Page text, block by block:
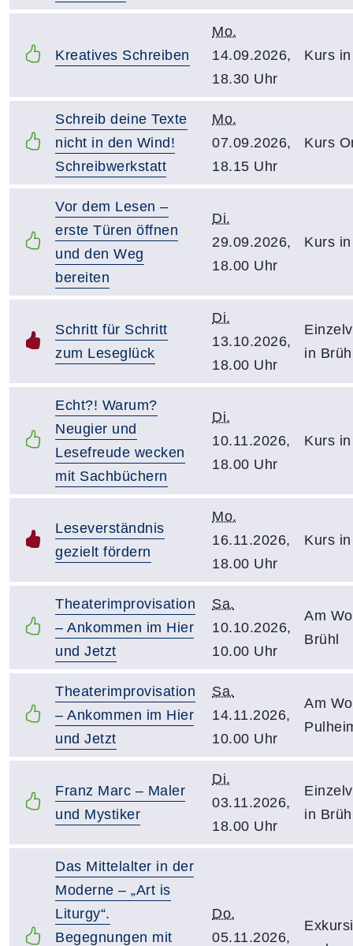
Kreatives Schreiben
Mo.
14.09.2026,
18.30 Uhr
Kurs
Schreib deine Texte
nicht in den Wind!
Schreibwerkstatt
Mo.
07.09.2026,
18.15 Uhr
Kurs
Vor dem Lesen –
erste Türen öffnen
und den Weg
bereiten
Di.
29.09.2026,
18.00 Uhr
Kurs
Schritt für Schritt
zum Leseglück
Di.
13.10.2026,
18.00 Uhr
in
Echt?! Warum?
Neugier und
Lesefreude wecken
mit Sachbüchern
Di.
10.11.2026,
18.00 Uhr
Kurs
Leseverständnis
gezielt fördern
Mo.
16.11.2026,
18.00 Uhr
Kurs
Theaterimprovisation
– Ankommen im Hier
und Jetzt
Sa.
10.10.2026,
10.00 Uhr
Am
Brühl
Theaterimprovisation
– Ankommen im Hier
und Jetzt
Sa.
14.11.2026,
10.00 Uhr
Am
Franz Marc – Maler
und Mystiker
Di.
03.11.2026,
18.00 Uhr
in
Das Mittelalter in der
Moderne – „Art is
Liturgy“.
Begegnungen mit
Do.
05.11.2026,